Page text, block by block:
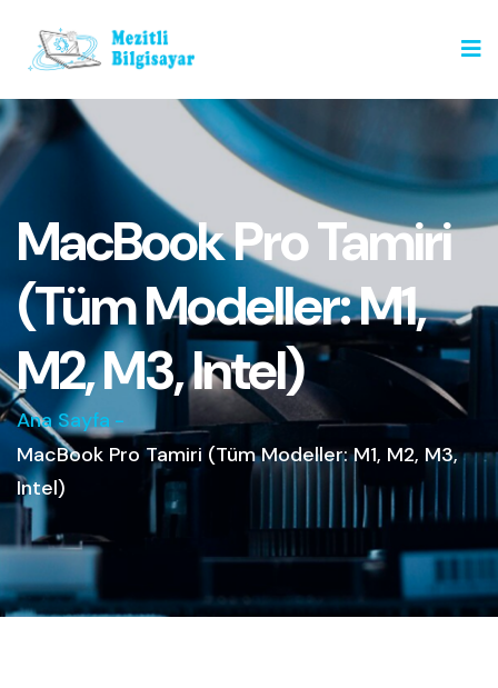
MacBook Pro Tamiri
(Tüm Modeller: M1,
M2, M3, Intel)
Ana Sayfa -
MacBook Pro Tamiri (Tüm Modeller: M1, M2, M3,
Intel)